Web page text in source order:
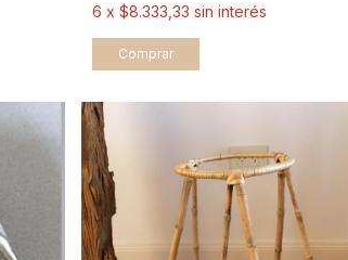
6 x$8.333,33 sin interés
Comprar